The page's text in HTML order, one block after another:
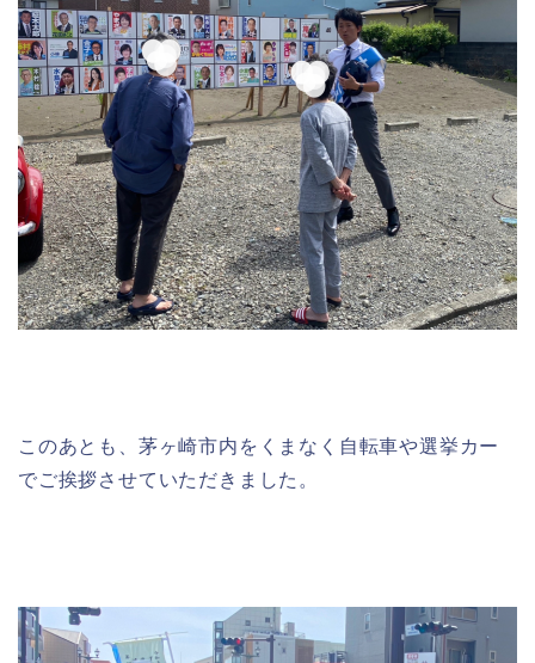
このあとも、茅ヶ崎市内をくまなく自転車や選挙カー
でご挨拶させていただきました。